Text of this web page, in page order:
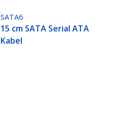
SATA6
15 cm SATA Serial ATA
Kabel